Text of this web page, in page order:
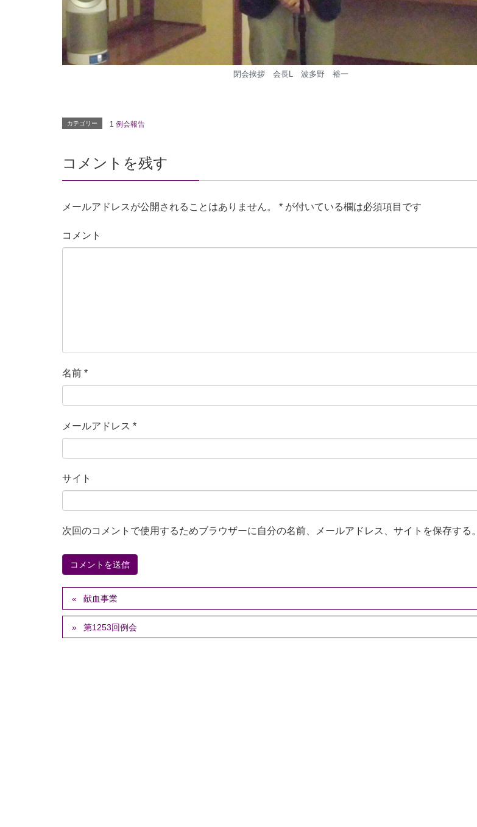
閉会挨拶 会長L 波多野 裕一
カテゴリー 1 例会報告
コメントを残す
メールアドレスが公開されることはありません。 * が付いている欄は必須項目です
コメント
名前 *
メールアドレス *
サイト
次回のコメントで使用するためブラウザーに自分の名前、メールアドレス、サイトを保存する。
献血事業
第1253回例会